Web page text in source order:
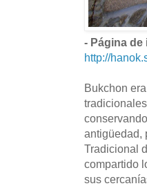
- Página de
http://
Bukchon
antigüedad,
Tradicional
compartido
sus